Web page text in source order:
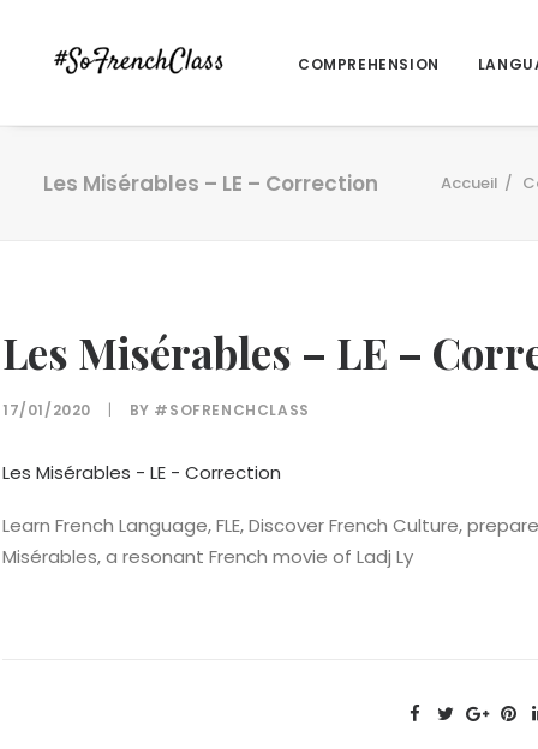
COMPREHENSION
Les Misérables – LE – Correction Accueil
Les Misérables – LE –
17/01/2020 | BY #SOFRENCHCLASS
Les Misérables - LE - Correction
Learn French Language, FLE, Discover French Culture,
Misérables, a resonant French movie of Ladj Ly